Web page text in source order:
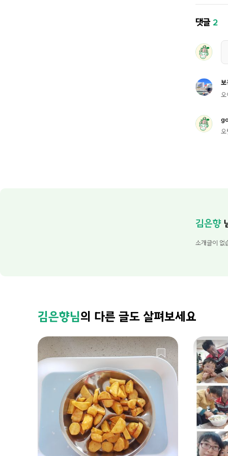
댓글 2
오
오
김은향
소개글이 없
김은향님의 다른 글도 살펴보세요